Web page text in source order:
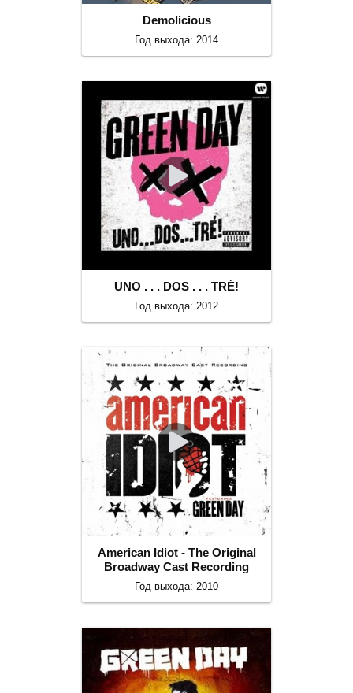
Demolicious
Год выхода: 2014
UNO . . . DOS . . . TRÉ!
Год выхода: 2012
American Idiot - The Original
Broadway Cast Recording
Год выхода: 2010